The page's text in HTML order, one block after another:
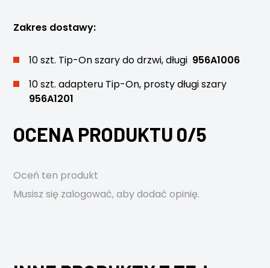
Zakres dostawy:
10 szt. Tip-On szary do drzwi, długi 956A1006
10 szt. adapteru Tip-On, prosty długi szary
956A1201
OCENA PRODUKTU 0/5
Oceń ten produkt
Musisz się zalogować, aby dodać opinię.